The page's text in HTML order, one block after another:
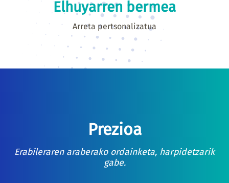
Elhuyarren bermea
Arreta pertsonalizatua
Prezioa
Erabileraren araberako ordainketa, harpidetzarik
gabe.